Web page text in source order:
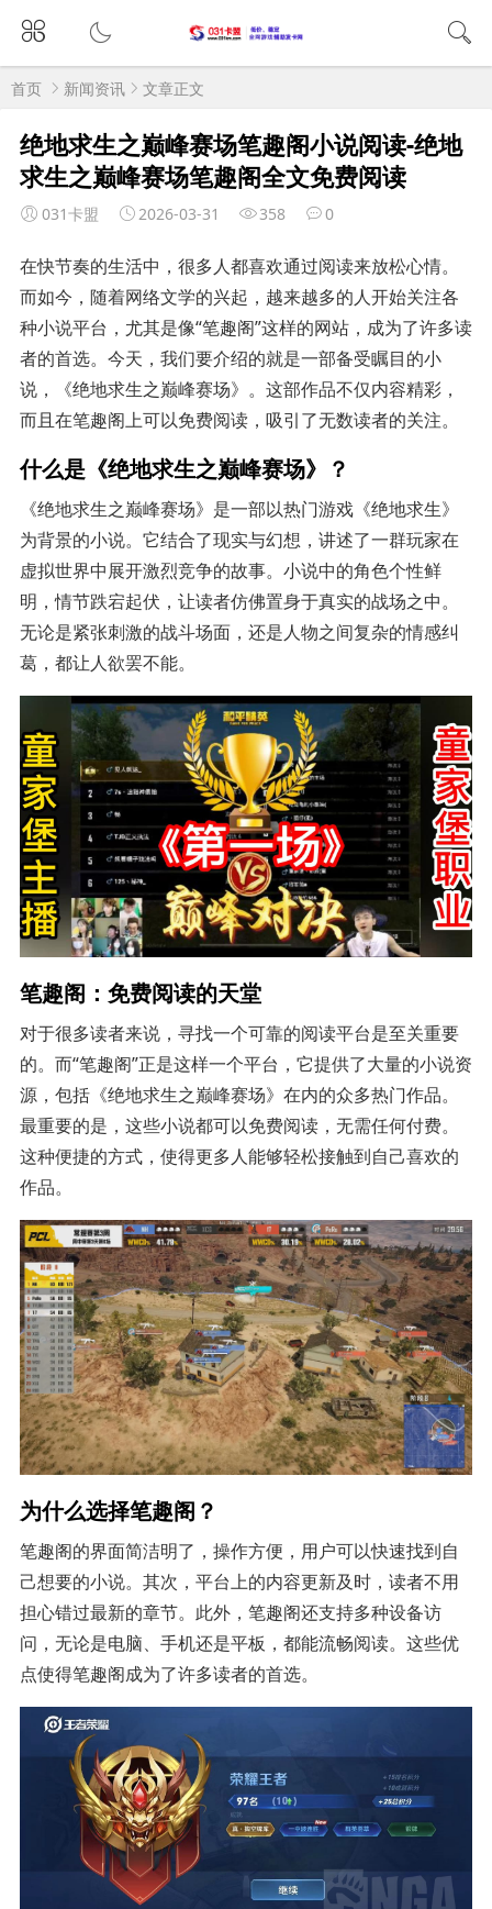
首页 新闻资讯 文章正文
绝地求生之巅峰赛场笔趣阁小说阅读-绝地
求生之巅峰赛场笔趣阁全文免费阅读
031卡盟 2026-03-31 358 0
在快节奏的生活中，很多人都喜欢通过阅读来放松心情。
而如今，随着网络文学的兴起，越来越多的人开始关注各
种小说平台，尤其是像“笔趣阁”这样的网站，成为了许多读
者的首选。今天，我们要介绍的就是一部备受瞩目的小
说，《绝地求生之巅峰赛场》。这部作品不仅内容精彩，
而且在笔趣阁上可以免费阅读，吸引了无数读者的关注。
什么是《绝地求生之巅峰赛场》？
《绝地求生之巅峰赛场》是一部以热门游戏《绝地求生》
为背景的小说。它结合了现实与幻想，讲述了一群玩家在
虚拟世界中展开激烈竞争的故事。小说中的角色个性鲜
明，情节跌宕起伏，让读者仿佛置身于真实的战场之中。
无论是紧张刺激的战斗场面，还是人物之间复杂的情感纠
葛，都让人欲罢不能。
笔趣阁：免费阅读的天堂
对于很多读者来说，寻找一个可靠的阅读平台是至关重要
的。而“笔趣阁”正是这样一个平台，它提供了大量的小说资
源，包括《绝地求生之巅峰赛场》在内的众多热门作品。
最重要的是，这些小说都可以免费阅读，无需任何付费。
这种便捷的方式，使得更多人能够轻松接触到自己喜欢的
作品。
为什么选择笔趣阁？
笔趣阁的界面简洁明了，操作方便，用户可以快速找到自
己想要的小说。其次，平台上的内容更新及时，读者不用
担心错过最新的章节。此外，笔趣阁还支持多种设备访
问，无论是电脑、手机还是平板，都能流畅阅读。这些优
点使得笔趣阁成为了许多读者的首选。